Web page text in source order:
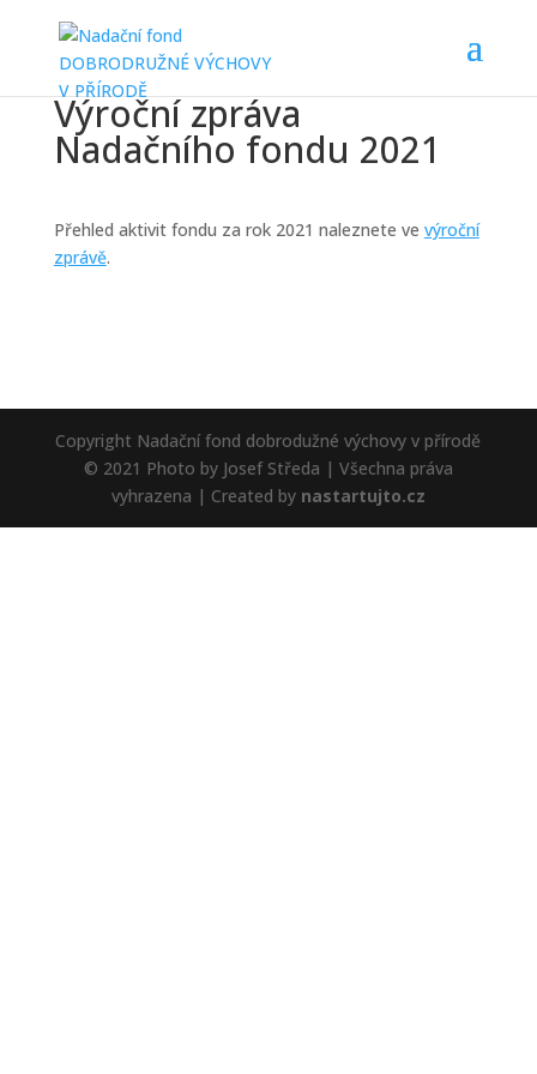
Výroční zpráva
Nadačního fondu 2021
Přehled aktivit fondu za rok 2021 naleznete ve výroční
zprávě.
Copyright Nadační fond dobrodužné výchovy v přírodě
© 2021 Photo by Josef Středa | Všechna práva
vyhrazena | Created by nastartujto.cz